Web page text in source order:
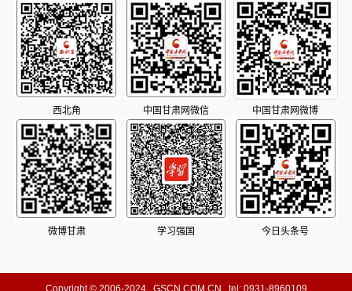
西北角 中国甘肃网微信 中国甘肃网微博
微博甘肃 学习强国 今日头条号